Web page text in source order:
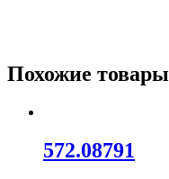
Похожие товары
572.08791